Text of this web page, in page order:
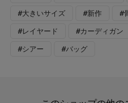
#大きいサイズ #新作 #
#レイヤード #カーディガン
#シアー #バッグ